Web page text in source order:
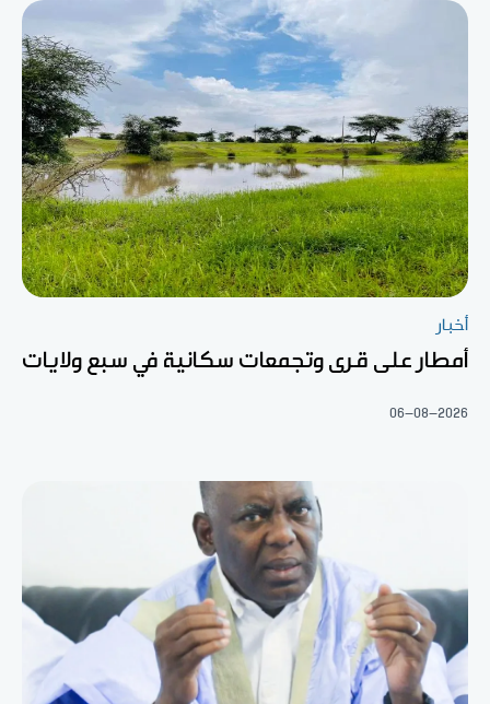
أخبار
أمطار على قرى وتجمعات سكانية في سبع ولايات
06-08-2026